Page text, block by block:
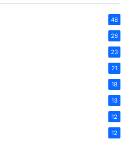
46
26
23
21
18
13
12
12